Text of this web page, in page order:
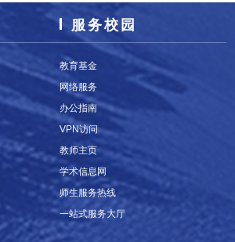
服务校园
教育基金
网络服务
办公指南
VPN访问
教师主页
学术信息网
师生服务热线
一站式服务大厅